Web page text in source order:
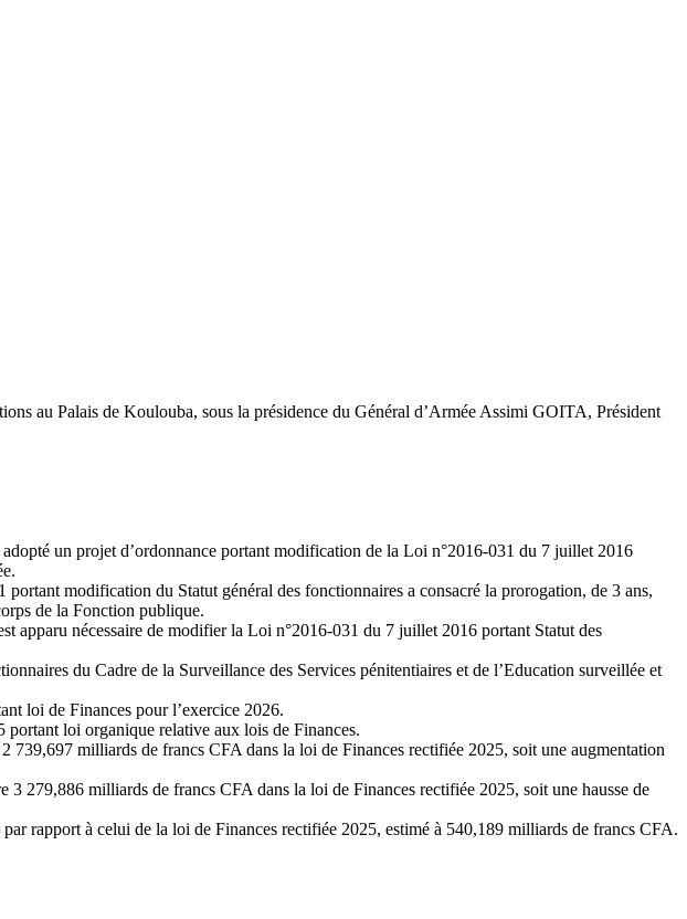
au Palais de Koulouba, sous la présidence du Général d’Armée Assimi GOITA, Président
un projet d’ordonnance portant modification de la Loi n°2016-031 du 7 juillet 2016
modification du Statut général des fonctionnaires a consacré la prorogation, de 3 ans,
de la Fonction publique.
apparu nécessaire de modifier la Loi n°2016-031 du 7 juillet 2016 portant Statut des
du Cadre de la Surveillance des Services pénitentiaires et de l’Education surveillée et
loi de Finances pour l’exercice 2026.
loi organique relative aux lois de Finances.
739,697 milliards de francs CFA dans la loi de Finances rectifiée 2025, soit une augmentation
279,886 milliards de francs CFA dans la loi de Finances rectifiée 2025, soit une hausse de
rapport à celui de la loi de Finances rectifiée 2025, estimé à 540,189 milliards de francs CFA.